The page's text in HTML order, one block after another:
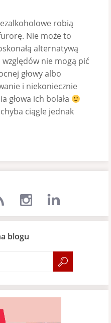
robią
Nie może to
alternatywą
nie mogą pić
głowy albo
i niekoniecznie
głowa ich bolała
ciągle jednak
blogu